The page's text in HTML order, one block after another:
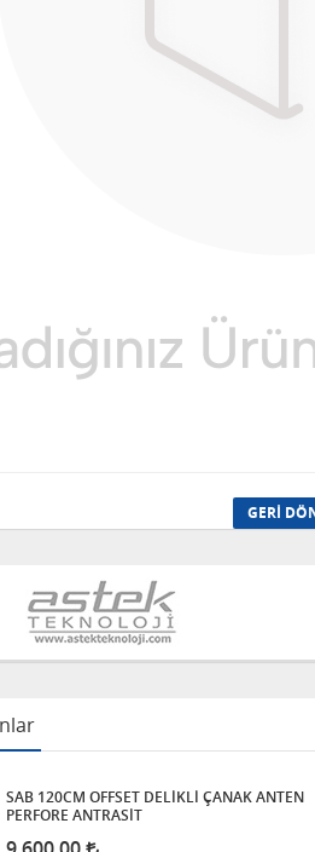
GERI
SAB 120CM OFFSET DELİKLİ ÇANAK ANTEN
PERFORE ANTRASİT